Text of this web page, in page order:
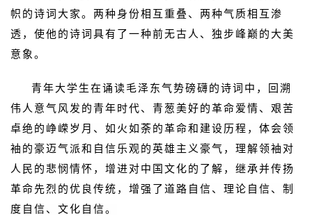
帜的诗词大家。两种身份相互重叠、两种气质相互渗
透，使他的诗词具有了一种前无古人、独步峰巅的大美
意象。
青年大学生在诵读毛泽东气势磅礴的诗词中，回溯
伟人意气风发的青年时代、青葱美好的革命爱情、艰苦
卓绝的峥嵘岁月、如火如荼的革命和建设历程，体会领
袖的豪迈气派和自信乐观的英雄主义豪气，理解领袖对
人民的悲悯情怀，增进对中国文化的了解，继承并传扬
革命先烈的优良传统，增强了道路自信、理论自信、制
度自信、文化自信。